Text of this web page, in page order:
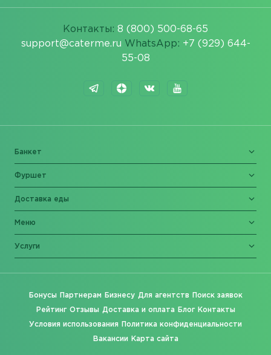
Контакты: 8 (800) 500-68-65
support@caterme.ru WhatsApp: +7 (929) 644-
55-08
Банкет
Фуршет
Доставка еды
Меню
Услуги
Бонусы Партнерам Бизнесу Для агентств Поиск заявок
Рейтинг Отзывы Доставка и оплата Блог Контакты
Условия использования Политика конфиденциальности
Вакансии Карта сайта